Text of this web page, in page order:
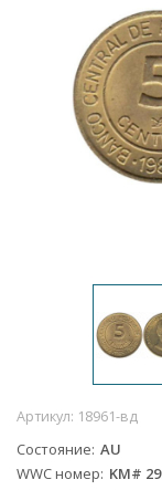
Артикул: 18961-вд
Состояние AU
WWC номер KM#